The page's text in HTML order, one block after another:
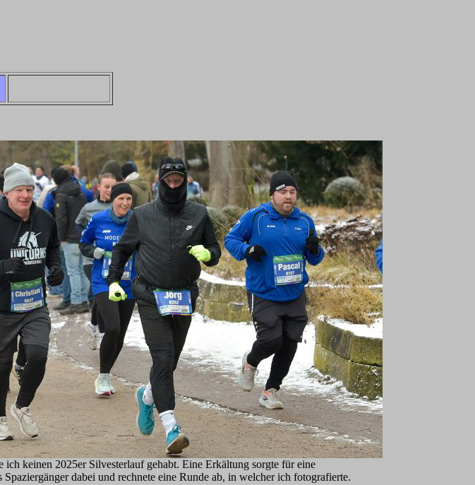
keinen 2025er Silvesterlauf gehabt. Eine Erkältung sorgte für eine
dabei und rechnete eine Runde ab, in welcher ich fotografierte.